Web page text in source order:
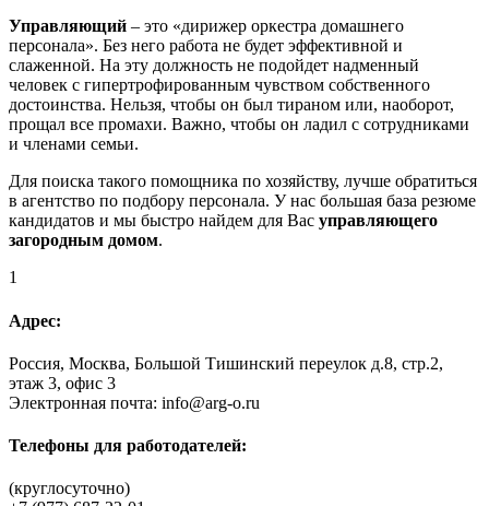
Управляющий – это «дирижер оркестра домашнего
персонала». Без него работа не будет эффективной и
слаженной. На эту должность не подойдет надменный
человек с гипертрофированным чувством собственного
достоинства. Нельзя, чтобы он был тираном или, наоборот,
прощал все промахи. Важно, чтобы он ладил с сотрудниками
и членами семьи.
Для поиска такого помощника по хозяйству, лучше обратиться
в агентство по подбору персонала. У нас большая база резюме
кандидатов и мы быстро найдем для Вас управляющего
загородным домом.
1
Адрес:
Россия, Москва, Большой Тишинский переулок д.8, стр.2,
этаж 3, офис 3
Электронная почта: info@arg-o.ru
Телефоны для работодателей:
(круглосуточно)